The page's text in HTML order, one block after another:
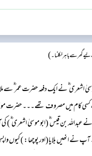
گھر سے باہر نکلنا ۔)
اشعری ؓ نے ایک دفعہ حضرت عمر ؓ سے
کسی کام میں مصروف تھے۔۔۔ حضرت
بن قیس ؓ (ابو موسیٰ اشعری ؓ ) کی
نے انھیں بلایا(اور پوچھا: ) کیوں